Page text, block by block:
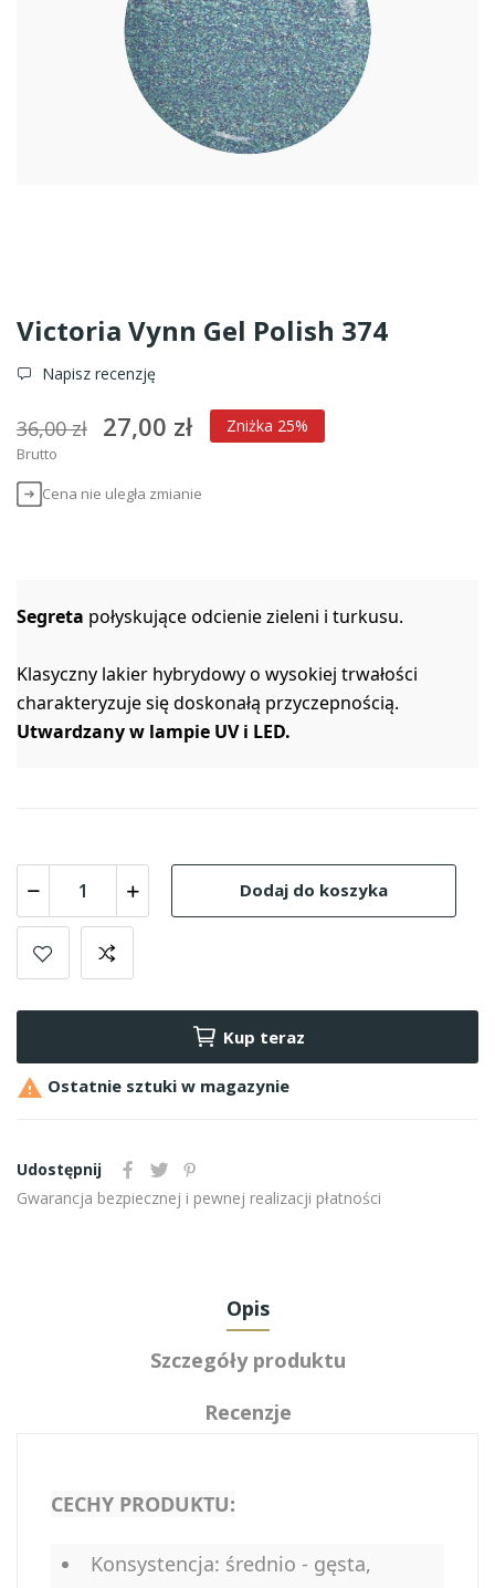
Victoria Vynn Gel Polish 374
Napisz recenzję
36,00 zł 27,00 zł Zniżka 25%
Brutto
Cena nie uległa zmianie
Segreta połyskujące odcienie zieleni i turkusu.
Klasyczny lakier hybrydowy o wysokiej trwałości
charakteryzuje się doskonałą przyczepnością.
Utwardzany w lampie UV i LED.
Dodaj do koszyka
Kup teraz
 Ostatnie sztuki w magazynie
Udostępnij
Gwarancja bezpiecznej i pewnej realizacji płatności
Opis
Szczegóły produktu
Recenzje
CECHY PRODUKTU:
Konsystencja: średnio - gęsta,